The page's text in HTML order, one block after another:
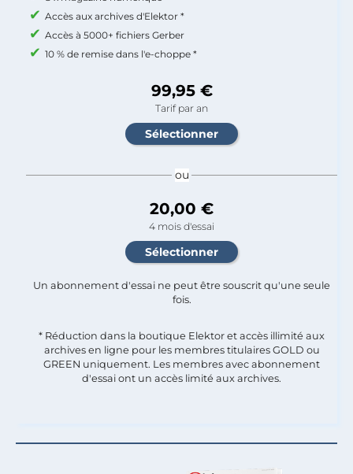
Accès aux archives d'Elektor *
Accès à 5000+ fichiers Gerber
10 % de remise dans l'e-choppe *
99,95 €
Tarif par an
ou
20,00 €
4 mois d'essai
Un abonnement d'essai ne peut être souscrit qu'une seule
fois.​
* Réduction dans la boutique Elektor et accès illimité aux
archives en ligne pour les membres titulaires GOLD ou
GREEN uniquement. Les membres avec abonnement
d'essai ont un accès limité aux archives.